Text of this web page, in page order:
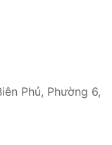
Phủ, Phường 6,